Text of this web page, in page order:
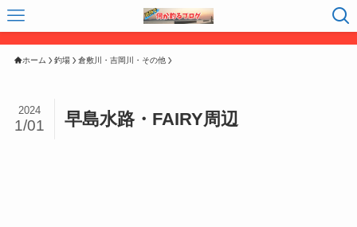
ホーム 釣場 倉敷川・吉岡川・その他
早島水路・FAIRY周辺
2024
1/01